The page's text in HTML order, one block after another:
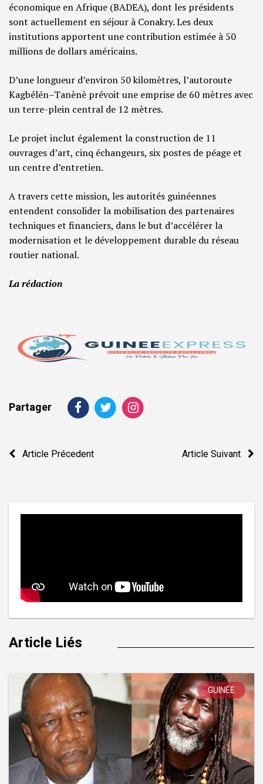
économique en Afrique (BADEA), dont les présidents
sont actuellement en séjour à Conakry. Les deux
institutions apportent une contribution estimée à 50
millions de dollars américains.
D’une longueur d’environ 50 kilomètres, l’autoroute
Kagbélén–Tanènè prévoit une emprise de 60 mètres avec
un terre-plein central de 12 mètres.
Le projet inclut également la construction de 11
ouvrages d’art, cinq échangeurs, six postes de péage et
un centre d’entretien.
A travers cette mission, les autorités guinéennes
entendent consolider la mobilisation des partenaires
techniques et financiers, dans le but d’accélérer la
modernisation et le développement durable du réseau
routier national.
La rédaction
Partager
Navigation
Article Précedent Article Suivant
Article Liés
GUINÉE